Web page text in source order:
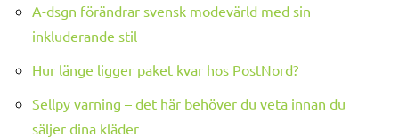
A-dsgn förändrar svensk modevärld med sin
inkluderande stil
Hur länge ligger paket kvar hos PostNord?
Sellpy varning – det här behöver du veta innan du
säljer dina kläder